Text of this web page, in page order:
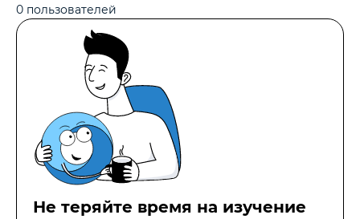
0 пользователей
Не теряйте время на изучение